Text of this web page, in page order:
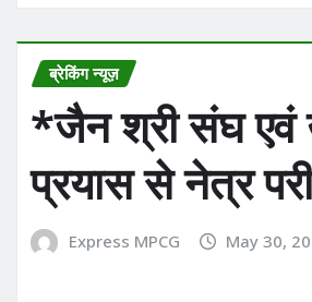
ब्रेकिंग न्यूज़
*जैन श्री संघ एवं
प्रयास से नेत्र
Express MPCG May 30,